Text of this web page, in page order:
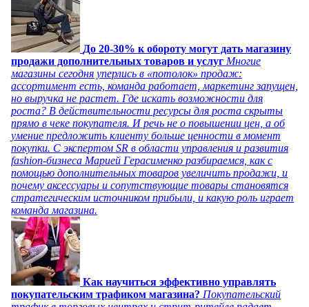
До 20-30% к обороту могут дать магазину
продажи дополнительных товаров и услуг Многие
магазины сегодня уперлись в «потолок» продаж:
ассортимент есть, команда работает, маркетинг запущен,
но выручка не растет. Где искать возможности для
роста? В действительности ресурсы для роста скрыты
прямо в чеке покупателя. И речь не о повышении цен, а об
умение предложить клиенту больше ценности в момент
покупки. С экспертом SR в области управления и развития
fashion-бизнеса Марией Герасименко разбираемся, как с
помощью дополнительных товаров увеличить продажи, и
почему аксессуары и сопутствующие товары становятся
стратегическим источником прибыли, и какую роль играет
команда магазина.
Как научиться эффективно управлять
покупательским трафиком магазина? Покупательский